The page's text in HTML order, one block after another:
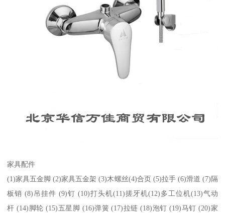
家具配件
(1)家具五金脚 (2)家具五金架 (3)木螺丝(4)合页 (5)拉手 (6)滑道 (7)隔
板销 (8)吊挂件 (9)钉 (10)打头机(11)搓牙机(12)多工位机(13)气动
杆 (14)脚轮 (15)五星脚 (16)弹簧 (17)拉链 (18)泡钉 (19)马钉 (20)家